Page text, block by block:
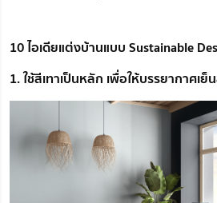
10 ไอเดียแต่งบ้านแบบ Sustainable
1. ใช้สีเทาเป็นหลัก เพื่อให้บรรยากาศเ